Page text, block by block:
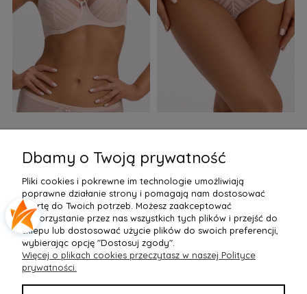
155,99 zł
Do Koszyka »
77,99 zł
Do Koszyka »
POMOC
Dbamy o Twoją prywatność
Pliki cookies i pokrewne im technologie umożliwiają
poprawne działanie strony i pomagają nam dostosować
ofertę do Twoich potrzeb. Możesz zaakceptować
wykorzystanie przez nas wszystkich tych plików i przejść do
sklepu lub dostosować użycie plików do swoich preferencji,
wybierając opcję "Dostosuj zgody".
Więcej o plikach cookies przeczytasz w naszej Polityce
prywatności.